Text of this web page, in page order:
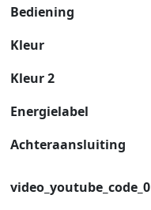
Bediening
Kleur
Kleur 2
Energielabel
Achteraansluiting
video_youtube_code_0